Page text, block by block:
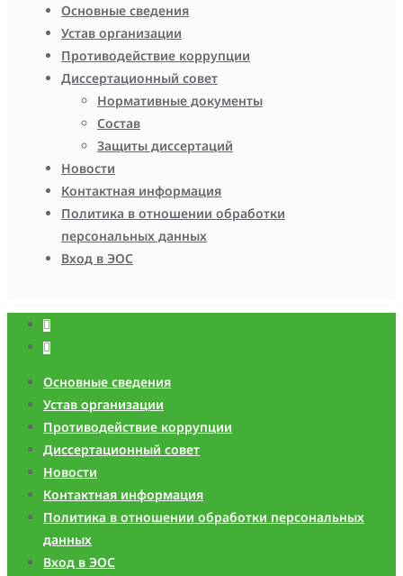
Основные сведения
Устав организации
Противодействие коррупции
Диссертационный совет
Нормативные документы
Состав
Защиты диссертаций
Новости
Контактная информация
Политика в отношении обработки
персональных данных
Вход в ЭОС
Основные сведения
Устав организации
Противодействие коррупции
Диссертационный совет
Новости
Контактная информация
Политика в отношении обработки персональных
данных
Вход в ЭОС